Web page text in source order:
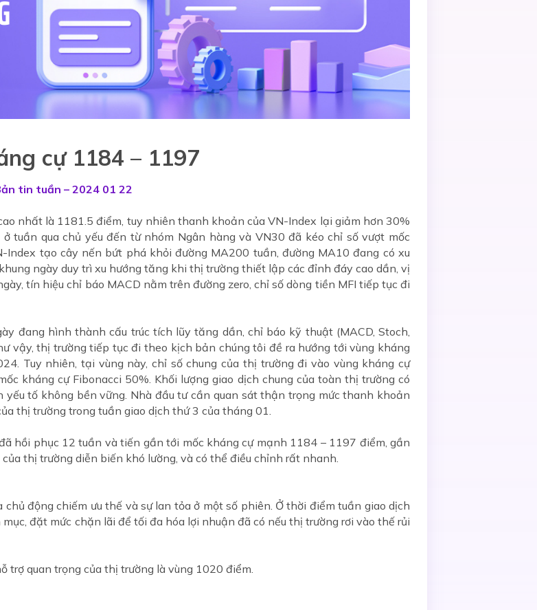
cự 1184 – 1197
tin tuần – 2024 01 22
nhất là 1181.5 điểm, tuy nhiên thanh khoản của VN-Index lại giảm hơn 30%
tuần qua chủ yếu đến từ nhóm Ngân hàng và VN30 đã kéo chỉ số vượt mốc
Index tạo cây nến bứt phá khỏi đường MA200 tuần, đường MA10 đang có xu
ngày duy trì xu hướng tăng khi thị trường thiết lập các đỉnh đáy cao dần, vị
tín hiệu chỉ báo MACD nằm trên đường zero, chỉ số dòng tiền MFI tiếp tục đi
đang hình thành cấu trúc tích lũy tăng dần, chỉ báo kỹ thuật (MACD, Stoch,
vậy, thị trường tiếp tục đi theo kịch bản chúng tôi đề ra hướng tới vùng kháng
Tuy nhiên, tại vùng này, chỉ số chung của thị trường đi vào vùng kháng cự
kháng cự Fibonacci 50%. Khối lượng giao dịch chung của toàn thị trường có
tố không bền vững. Nhà đầu tư cần quan sát thận trọng mức thanh khoản
thị trường trong tuần giao dịch thứ 3 của tháng 01.
hồi phục 12 tuần và tiến gần tới mốc kháng cự mạnh 1184 – 1197 điểm, gần
thị trường diễn biến khó lường, và có thể điều chỉnh rất nhanh.
động chiếm ưu thế và sự lan tỏa ở một số phiên. Ở thời điểm tuần giao dịch
đặt mức chặn lãi để tối đa hóa lợi nhuận đã có nếu thị trường rơi vào thế rủi
trợ quan trọng của thị trường là vùng 1020 điểm.